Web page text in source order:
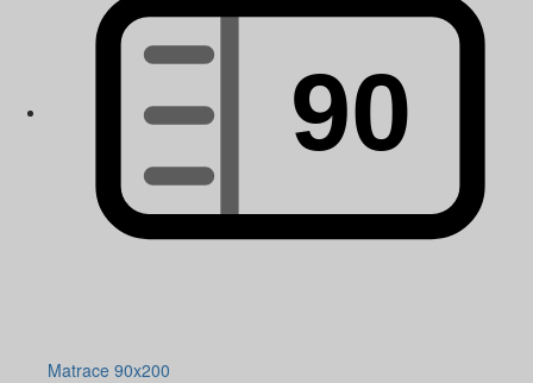
Matrace 90x200